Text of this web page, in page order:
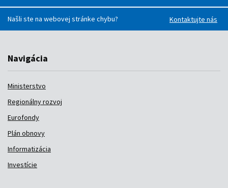
Našli ste na webovej stránke chybu?
Kontaktujte nás
Navigácia
Ministerstvo
Regionálny rozvoj
Eurofondy
Plán obnovy
Informatizácia
Investície